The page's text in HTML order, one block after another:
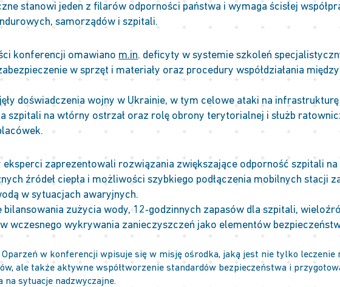
stanowi jeden z filarów odporności państwa i wymaga ścisłej
samorządów i szpitali.
konferencji omawiano m.in. deficyty w systemie szkoleń
w sprzęt i materiały oraz procedury współdziałania między
doświadczenia wojny w Ukrainie, w tym celowe ataki na
szpitali na wtórny ostrzał oraz rolę obrony terytorialnej i służb
zaprezentowali rozwiązania zwiększające odporność szpitali
źródeł ciepła i możliwości szybkiego podłączenia mobilnych stacji
w sytuacjach awaryjnych.
bilansowania zużycia wody, 12‑godzinnych zapasów dla szpitali,
wczesnego wykrywania zanieczyszczeń jako elementów
Oparzeń w konferencji wpisuje się w misję ośrodka, jaką jest nie tylko leczenie
ale także aktywne współtworzenie standardów bezpieczeństwa i
sytuacje nadzwyczajne.